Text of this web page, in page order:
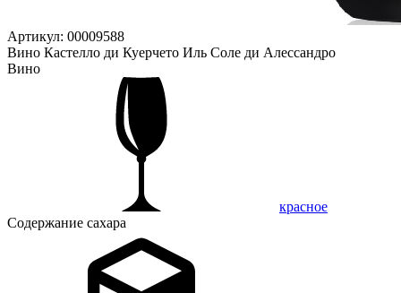
Артикул: 00009588
Вино Кастелло ди Куерчето Иль Соле ди Алессандро
Вино
красное
Содержание сахара